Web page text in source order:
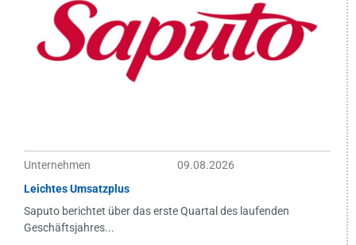
Unternehmen
09.08.2026
Leichtes Umsatzplus
Saputo berichtet über das erste Quartal des laufenden
Geschäftsjahres...